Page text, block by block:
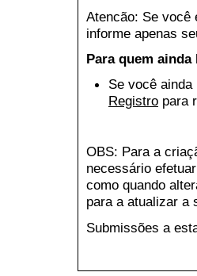
Atencão: Se você
informe apenas
Para quem
Se você
Registro para
OBS: Para a
necessário
como quando
para a atualizar a
Submissões a